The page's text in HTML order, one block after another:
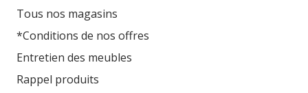
Tous nos magasins
*Conditions de nos offres
Entretien des meubles
Rappel produits